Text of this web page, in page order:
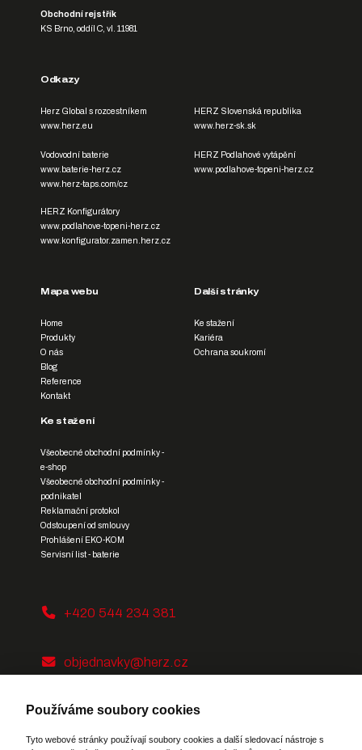
Používáme soubory cookies
Tyto webové stránky používají soubory cookies a další sledovací nástroje s
Obchodní rejstřík
KS Brno, oddíl C, vl. 11981
Odkazy
Herz Global s rozcestníkem
www.herz.eu
Vodovodní baterie
www.baterie-herz.cz
www.herz-taps.com/cz
HERZ Slovenská republika
www.herz-sk.sk
HERZ Podlahové vytápění
www.podlahove-topeni-herz.cz
HERZ Konfigurátory
www.podlahove-topeni-herz.cz
www.konfigurator.zamen.herz.cz
Mapa webu
Home
Produkty
O nás
Blog
Reference
Kontakt
Další stránky
Ke stažení
Kariéra
Ochrana soukromí
Ke stažení
Všeobecné obchodní podmínky -
e-shop
Všeobecné obchodní podmínky -
podnikatel
Reklamační protokol
Odstoupení od smlouvy
Prohlášení EKO-KOM
Servisní list - baterie
+420 544 234 381
objednavky@herz.cz